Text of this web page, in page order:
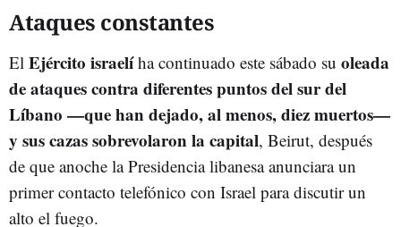
Ataques constantes
El Ejército israelíha continuado este sábado su oleada
de ataques contra diferentes puntos del sur del
Líbano —que han dejado, al menos, diez muertos—
y sus cazas sobrevolaron la capital, Beirut, después
de que anoche la Presidencia libanesa anunciara un
primer contacto telefónico con Israel para discutir un
alto el fuego.